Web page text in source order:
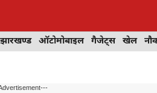
झारखण्ड ऑटोमोबाइल गैजेट्स खेल